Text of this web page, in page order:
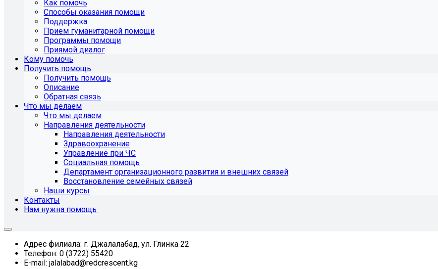
Как помочь
Способы оказания помощи
Поддержка
Прием гуманитарной помощи
Программы помощи
Приямой диалог
Кому помочь
Получить помощь
Получить помощь
Описание
Обратная связь
Что мы делаем
Что мы делаем
Направления деятельности
Направления деятельности
Здравоохранение
Управление при ЧС
Социальная помощь
Департамент организационного развития и внешних связей
Восстановление семейных связей
Наши курсы
Контакты
Нам нужна помощь
Адрес филиала: г. Джалалабад, ул. Глинка 22
Телефон: 0 (3722) 55420
E-mail: jalalabad@redcrescent.kg